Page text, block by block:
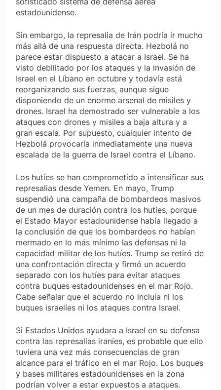
estadounidense.
Sin embargo, la represalia de Irán podría ir mucho
más allá de una respuesta directa. Hezbolá no
parece estar dispuesto a atacar a Israel. Se ha
visto debilitado por los ataques y la invasión de
Israel en el Líbano en octubre y todavía está
reorganizando sus fuerzas, aunque sigue
disponiendo de un enorme arsenal de misiles y
drones. Israel ha demostrado ser vulnerable a los
ataques con drones y misiles a baja altura y a
gran escala. Por supuesto, cualquier intento de
Hezbolá provocaría inmediatamente una nueva
escalada de la guerra de Israel contra el Líbano.
Los hutíes se han comprometido a intensificar sus
represalias desde Yemen. En mayo, Trump
suspendió una campaña de bombardeos masivos
de un mes de duración contra los hutíes, porque
el Estado Mayor estadounidense había llegado a
la conclusión de que los bombardeos no habían
mermado en lo más mínimo las defensas ni la
capacidad militar de los hutíes. Trump se retiró de
una confrontación directa y firmó un acuerdo
separado con los hutíes para evitar ataques
contra buques estadounidenses en el mar Rojo.
Cabe señalar que el acuerdo no incluía ni los
buques israelíes ni los ataques contra Israel.
Si Estados Unidos ayudara a Israel en su defensa
contra las represalias iraníes, es probable que ello
tuviera una vez más consecuencias de gran
alcance para el tráfico en el mar Rojo. Los buques
y bases militares estadounidenses en la zona
podrían volver a estar expuestos a ataques.